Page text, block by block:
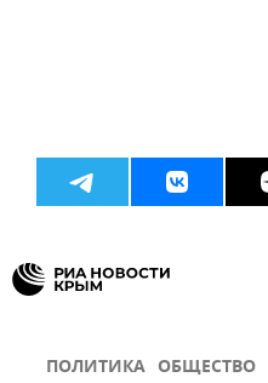
ПОЛИТИКА ОБЩЕСТВО